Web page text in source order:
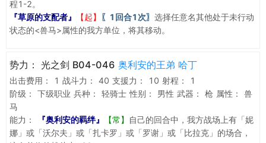
程1-2。
『草原的支配者』
【起】 〖1回合1次〗 选择任意名其他处于未行动
状态的<兽马>属性的我方单位，将其移动。
势力： 光之剑 B04-046 奥利安的王弟 哈丁
出击费用： 1 战斗力： 40 支援力： 10 射程：
1
阶级：
下级职业 兵种： 轻骑士 性别： 男性 武器： 枪 属性：
兽
马
能力：
『奥利安的羁绊』 【常】
自己的回合中，我方战场上有「妮
娜」或「沃尔夫」或「扎卡罗」或「罗谢」或「比拉克」的场合，